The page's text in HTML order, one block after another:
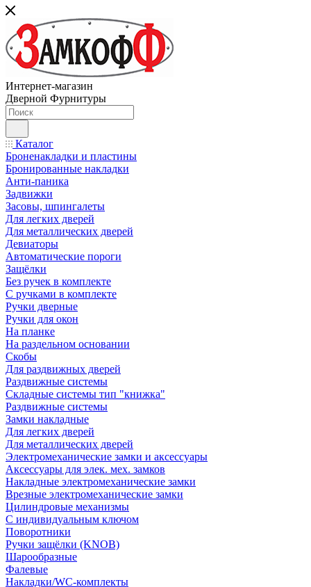
Интернет-магазин
Дверной Фурнитуры
Каталог
Броненакладки и пластины
Бронированные накладки
Анти-паника
Задвижки
Засовы, шпингалеты
Для легких дверей
Для металлических дверей
Девиаторы
Автоматические пороги
Защёлки
Без ручек в комплекте
С ручками в комплекте
Ручки дверные
Ручки для окон
На планке
На раздельном основании
Скобы
Для раздвижных дверей
Раздвижные системы
Складные системы тип "книжка"
Раздвижные системы
Замки накладные
Для легких дверей
Для металлических дверей
Электромеханические замки и аксессуары
Аксессуары для элек. мех. замков
Накладные электромеханические замки
Врезные электромеханические замки
Цилиндровые механизмы
С индивидуальным ключом
Поворотники
Ручки защёлки (KNOB)
Шарообразные
Фалевые
Накладки/WC-комплекты